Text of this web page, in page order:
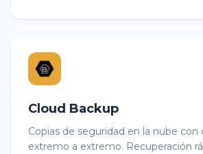
Cloud Backup
Copias de seguridad en la nube con
extremo a extremo. Recuperación